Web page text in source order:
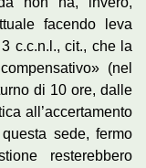
facendo leva
c.c.n.l., cit., che la
(nel
di 10 ore, dalle
all’accertamento
sede, fermo
resterebbero